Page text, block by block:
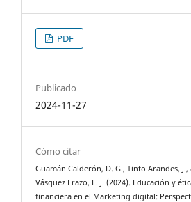
PDF
Publicado
2024-11-27
Cómo citar
Guamán Calderón, D. G., Tinto Arandes, J.,
Vásquez Erazo, E. J. (2024). Educación y
financiera en el Marketing digital: